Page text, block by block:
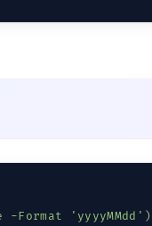
-Format